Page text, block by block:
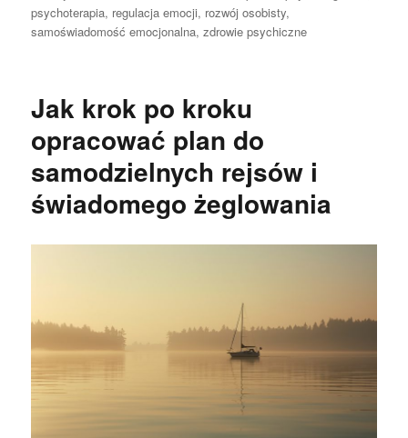
publikacji
psychoterapia, regulacja emocji, rozwój osobisty,
samoświadomość emocjonalna,zdrowie psychiczne
Jak krok po kroku
opracować plan do
samodzielnych rejsów i
świadomego żeglowania